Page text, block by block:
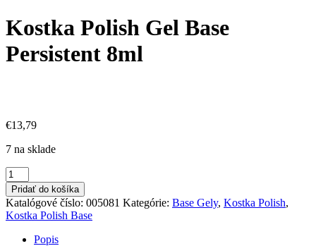
Kostka Polish Gel Base
Persistent 8ml
€13,79
7 na sklade
množstvo
Kostka
Polish
Gel
Base
Persistent
Pridať do košíka
Katalógové číslo: 005081 Kategórie: Base Gely, Kostka Polish,
Kostka Polish Base
Popis